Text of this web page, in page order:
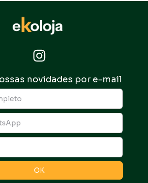
novidades por e-mail